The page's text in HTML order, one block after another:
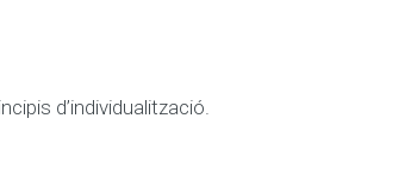
d’individualització.